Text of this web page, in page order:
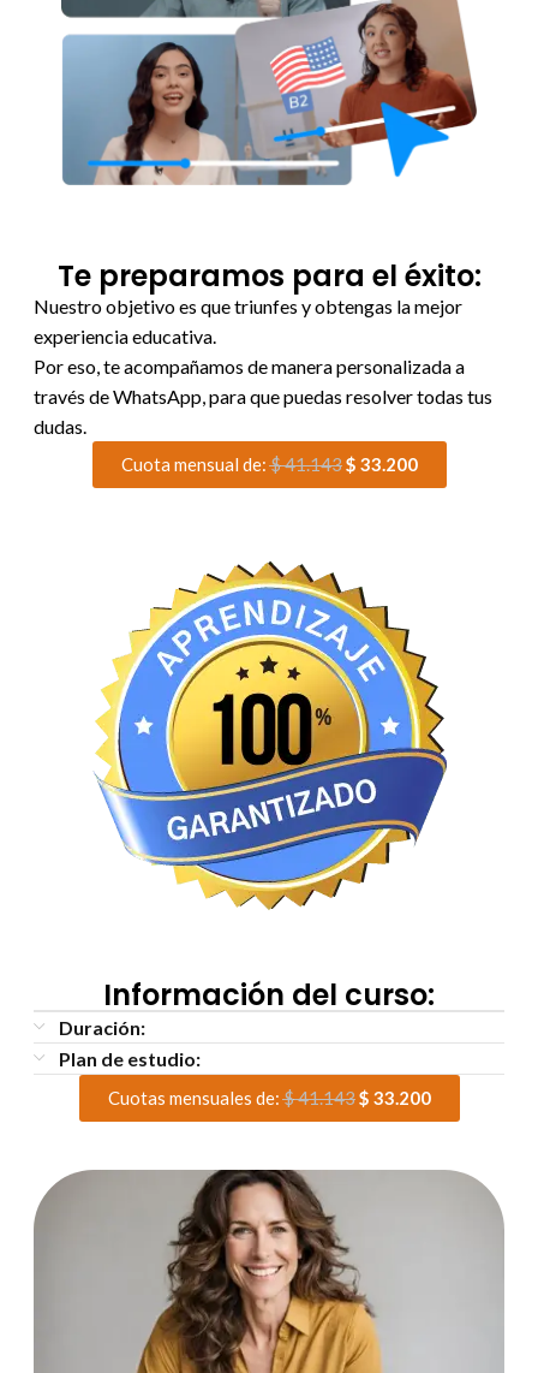
Te preparamos para el éxito:
Nuestro objetivo es que triunfes y obtengas la mejor
experiencia educativa.
Por eso, te acompañamos de manera personalizada a
través de WhatsApp, para que puedas resolver todas tus
dudas.
Cuota mensual de:$41.143$ 33.200
Información del curso:
Duración:
Plan de estudio:
Cuotas mensuales de:$41.143$ 33.200